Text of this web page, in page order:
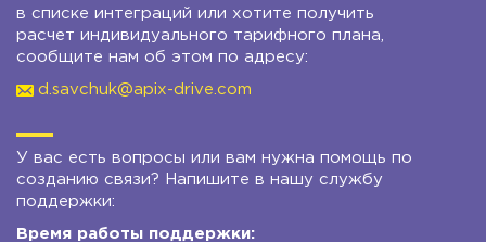
в списке интеграций или хотите получить
расчет индивидуального тарифного плана,
сообщите нам об этом по адресу:
d.savchuk@apix-drive.com
У вас есть вопросы или вам нужна помощь по
созданию связи? Напишите в нашу службу
поддержки:
Время работы поддержки: